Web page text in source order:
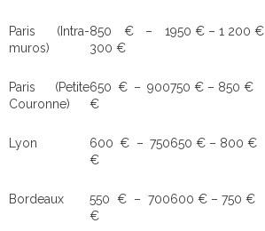
Paris (Intra-
muros)
850 € – 1
300 €
950 € – 1 200 €
Paris (Petite
Couronne)
650 € – 900
€
750 € – 850 €
Lyon
600 € – 750
€
650 € – 800 €
Bordeaux
550 € – 700
€
600 € – 750 €